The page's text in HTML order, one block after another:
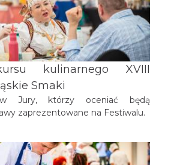
kulinarnego XVIII
Smaki
Jury, którzy oceniać będą
zaprezentowane na Festiwalu.